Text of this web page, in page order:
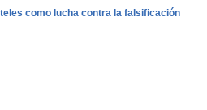
como lucha contra la falsificación